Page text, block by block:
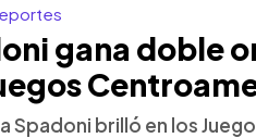
gana doble
Spadoni brilló en los